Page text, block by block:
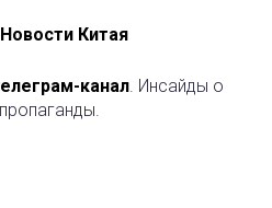
Китая
канал . Инсайды о